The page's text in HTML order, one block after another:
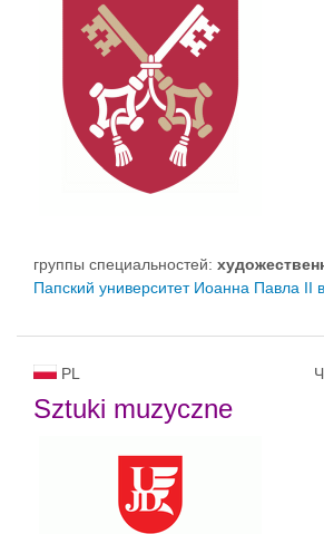
группы специальностей:
Папский университет Иоанна Павла II
PL
Sztuki muzyczne